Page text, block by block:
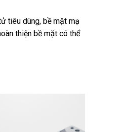
tiêu dùng, bề mặt mạ
thiện bề mặt có thể